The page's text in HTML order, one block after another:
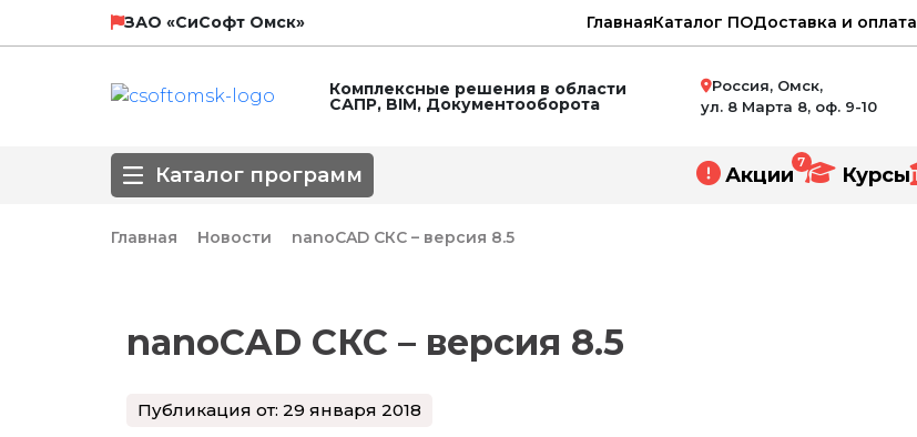
ЗАО «СиСофт Омск» ГлавнаяКаталог ПОДоставка и оплата
Комплексные решения в области
САПР, BIM, Документооборота
Россия, Омск,
ул. 8 Марта 8, оф. 9-10
Каталог программ
НТП Трубопровод SCAD Soft
3D-моделирование
BIM Автоматизированное проектирование
Обработка сканированных изображений
Оформление чертежей
ПОС, ППР
Акции
7
Курсы
Главная Новости nanoCAD СКС – версия 8.5
nanoCAD СКС – версия 8.5
Публикация от: 29 января 2018